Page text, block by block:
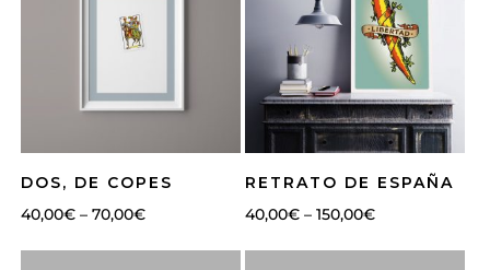
DOS, DE COPES
40,00€ – 70,00€
RETRATO DE ESPAÑA
40,00€ – 150,00€